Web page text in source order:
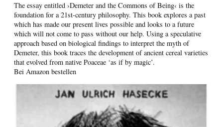
The essay entitled ›Demeter and the Commons of Being‹ is the
foundation for a 21st-century philosophy. This book explores a past
which has made our present lives possible and looks to a future
which will not come to pass without our help. Using a speculative
approach based on biological findings to interpret the myth of
Demeter, this book traces the development of ancient cereal varieties
that evolved from native Poaceae ‘as if by magic’.
Bei Amazon bestellen